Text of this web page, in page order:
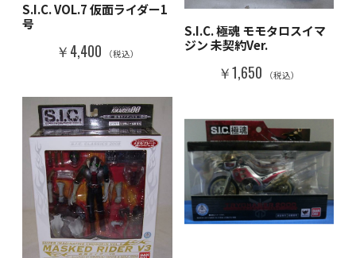
S.I.C. VOL.7 仮面ライダー1
号
￥4,400 （税込）
S.I.C. 極魂 モモタロスイマ
ジン 未契約Ver.
￥1,650 （税込）